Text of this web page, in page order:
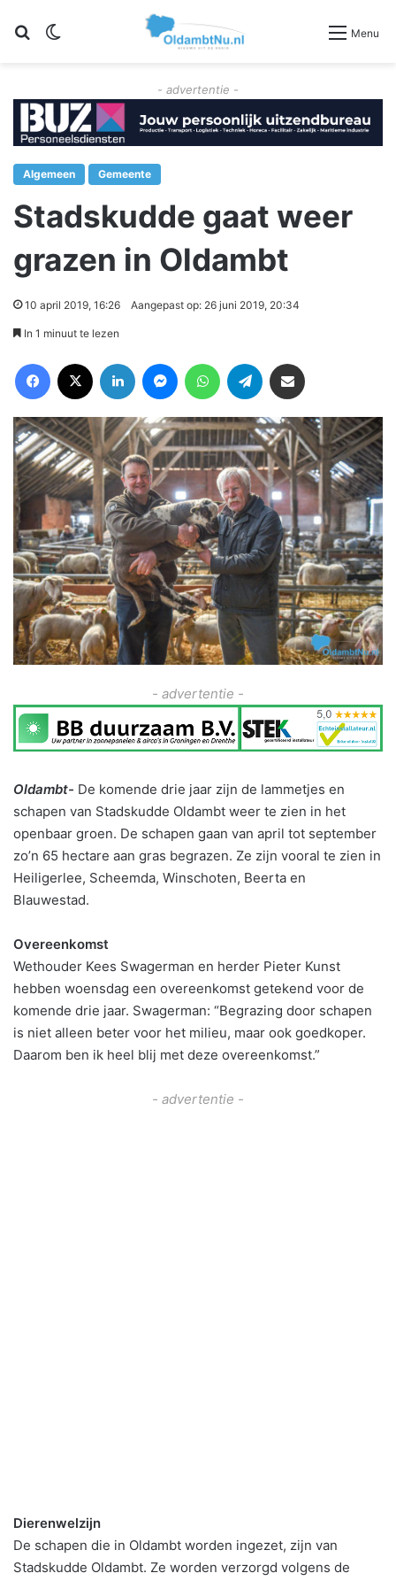
Zoeken Menu
- advertentie -
Algemeen Gemeente
Stadskudde gaat weer
grazen in Oldambt
10 april 2019, 16:26 Aangepast op: 26 juni 2019, 20:34
In 1 minuut te lezen
- advertentie -
Oldambt- De komende drie jaar zijn de lammetjes en
schapen van Stadskudde Oldambt weer te zien in het
openbaar groen. De schapen gaan van april tot september
zo’n 65 hectare aan gras begrazen. Ze zijn vooral te zien in
Heiligerlee, Scheemda, Winschoten, Beerta en
Blauwestad.
Overeenkomst
Wethouder Kees Swagerman en herder Pieter Kunst
hebben woensdag een overeenkomst getekend voor de
komende drie jaar. Swagerman: “Begrazing door schapen
is niet alleen beter voor het milieu, maar ook goedkoper.
Daarom ben ik heel blij met deze overeenkomst.”
- advertentie -
Dierenwelzijn
De schapen die in Oldambt worden ingezet, zijn van
Stadskudde Oldambt. Ze worden verzorgd volgens de